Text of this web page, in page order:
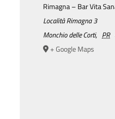
Rimagna – Bar Vita
Località Rimagna 3
Monchio delle Corti, PR
+ Google Maps